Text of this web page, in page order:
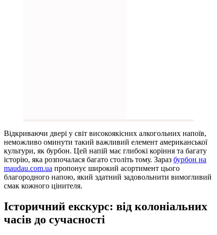
Відкриваючи двері у світ високоякісних алкогольних напоїв,
неможливо оминути такий важливий елемент американської
культури, як бурбон. Цей напій має глибокі коріння та багату
історію, яка розпочалася багато століть тому. Зараз бурбон на
maudau.com.ua пропонує широкий асортимент цього
благородного напою, який здатний задовольнити вимогливий
смак кожного цінителя.
Історичний екскурс: від колоніальних
часів до сучасності